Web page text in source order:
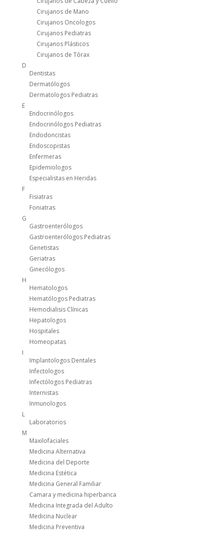
Cirujanos de Mano
Cirujanos Oncologos
Cirujanos Pediatras
Cirujanos Plásticos
Cirujanos de Tórax
D
Dentistas
Dermatólogos
Dermatologos Pediatras
E
Endocrinólogos
Endocrinólogos Pediatras
Endodoncistas
Endoscopistas
Enfermeras
Epidemiologos
Especialistas en Heridas
F
Fisiatras
Foniatras
G
Gastroenterólogos
Gastroenterólogos Pediatras
Genetistas
Geriatras
Ginecólogos
H
Hematologos
Hematólogos Pediatras
Hemodialisis Clínicas
Hepatologos
Hospitales
Homeopatas
I
Implantologos Dentales
Infectologos
Infectólogos Pediatras
Internistas
Inmunologos
L
Laboratorios
M
Maxilofaciales
Medicina Alternativa
Medicina del Deporte
Medicina Estética
Medicina General Familiar
Camara y medicina hiperbarica
Medicina Integrada del Adulto
Medicina Nuclear
Medicina Preventiva